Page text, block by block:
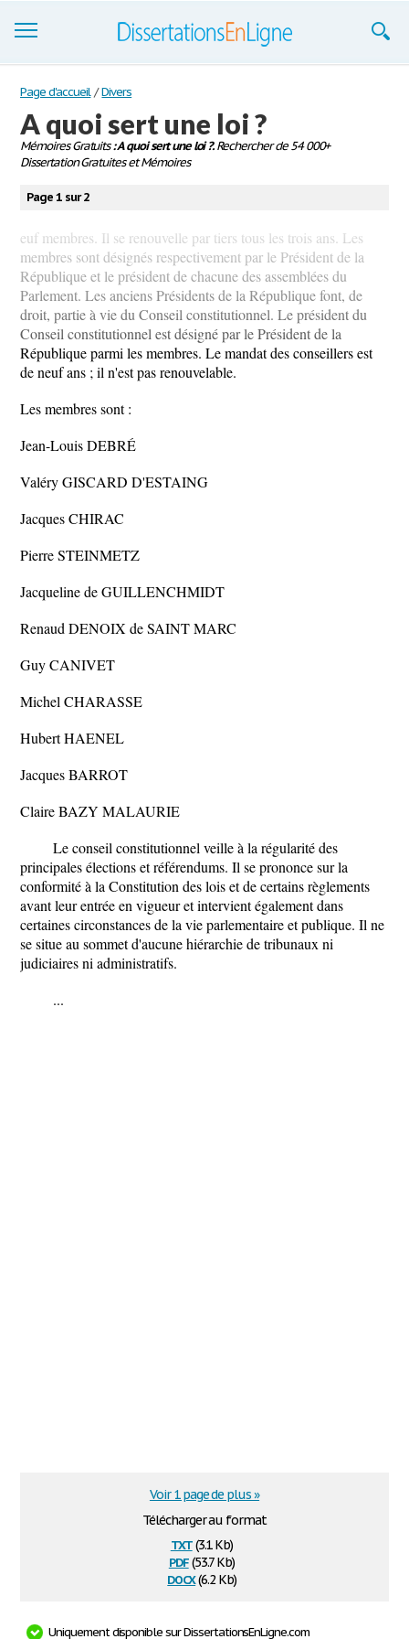
Dissertations
S'inscrire
Se connecter
Contactez-nous
Page d'accueil / Divers
A quoi sert une loi ?
Mémoires Gratuits: A quoi sert une loi ?.Rechercher de 54 000+
Dissertation Gratuites et Mémoires
Page 1 sur 2
euf membres. Il se renouvelle par tiers tous les trois ans. Les
membres sont désignés respectivement par le Président de la
République et le président de chacune des assemblées du
Parlement. Les anciens Présidents de la République font, de
droit, partie à vie du Conseil constitutionnel. Le président du
Conseil constitutionnel est désigné par le Président de la
République parmi les membres. Le mandat des conseillers est
de neuf ans ; il n'est pas renouvelable.
Les membres sont :
Jean-Louis DEBRÉ
Valéry GISCARD D'ESTAING
Jacques CHIRAC
Pierre STEINMETZ
Jacqueline de GUILLENCHMIDT
Renaud DENOIX de SAINT MARC
Guy CANIVET
Michel CHARASSE
Hubert HAENEL
Jacques BARROT
Claire BAZY MALAURIE
Le conseil constitutionnel veille à la régularité des
principales élections et référendums. Il se prononce sur la
conformité à la Constitution des lois et de certains règlements
avant leur entrée en vigueur et intervient également dans
certaines circonstances de la vie parlementaire et publique. Il ne
se situe au sommet d'aucune hiérarchie de tribunaux ni
judiciaires ni administratifs.
...
Télécharger au format
txt(3.1 Kb)
pdf(53.7 Kb)
docx(6.2 Kb)
Voir 1 page de plus »
Uniquement disponible sur DissertationsEnLigne.com